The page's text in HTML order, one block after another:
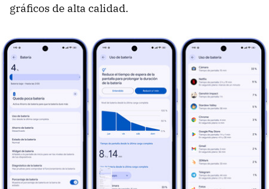
gráficos de alta calidad.